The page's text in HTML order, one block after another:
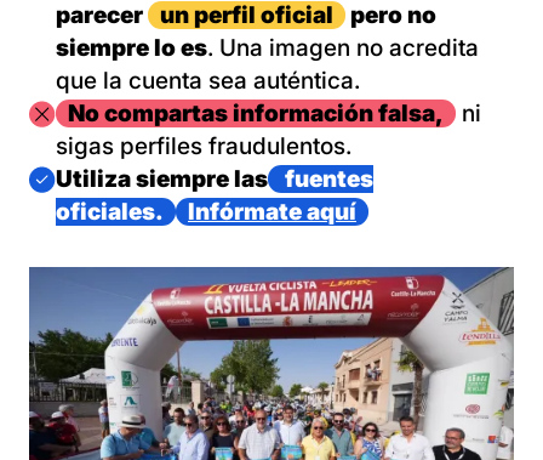
parecer
un perfil oficial
pero no
siempre lo es. Una imagen no acredita
que la cuenta sea auténtica.
ImagenNo compartas información falsa,
ni
sigas perfiles fraudulentos.
Imagen
Utiliza siempre las
fuentes
oficiales.
Infórmate aquí